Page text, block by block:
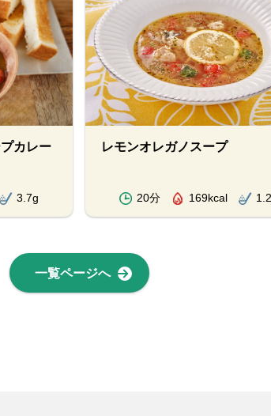
カレー
3.7g
レモンオレガノスープ
20分 169kcal
一覧ページへ